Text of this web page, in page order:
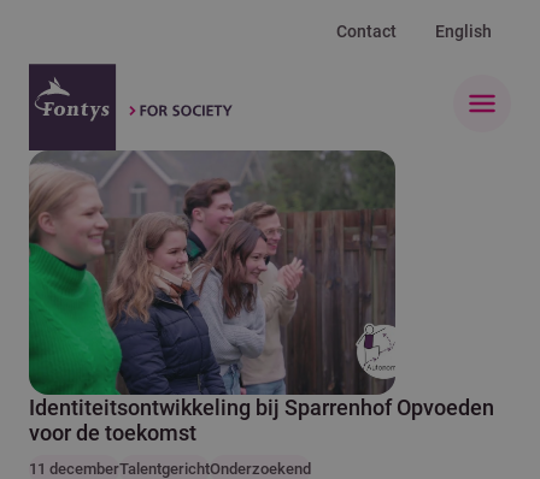
Contact English
Identiteitsontwikkeling bij Sparrenhof Opvoeden
voor de toekomst
11 decemberTalentgerichtOnderzoekend